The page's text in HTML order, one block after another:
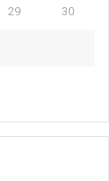
29 30